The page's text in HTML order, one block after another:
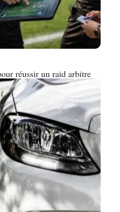
réussir un raid arbitre